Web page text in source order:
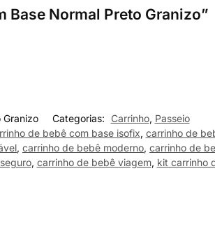
Base Normal Preto Granizo”
Granizo Categorias: Carrinho, Passeio
de bebê com base isofix, carrinho de
, carrinho de bebê moderno, carrinho de
, carrinho de bebê viagem, kit carrinho